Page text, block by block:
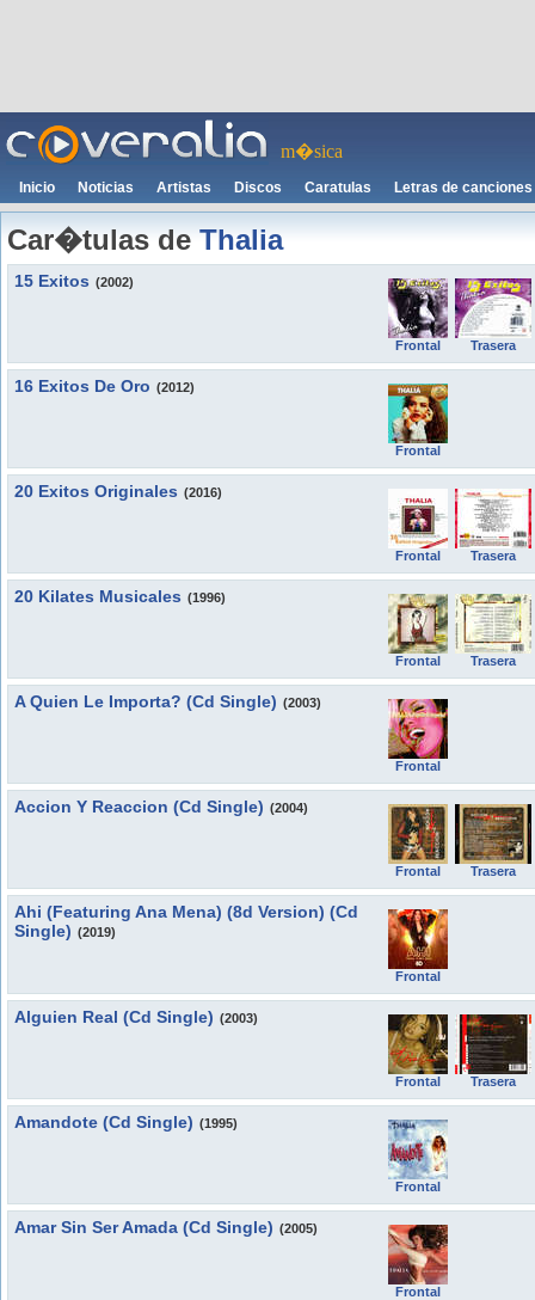
m�sica
Inicio Noticias Artistas Discos Caratulas Letras de canciones
Car�tulas de Thalia
15 Exitos (2002)
Frontal Trasera
16 Exitos De Oro (2012)
Frontal
20 Exitos Originales (2016)
Frontal Trasera
20 Kilates Musicales (1996)
Frontal Trasera
A Quien Le Importa? (Cd Single) (2003)
Frontal
Accion Y Reaccion (Cd Single) (2004)
Frontal Trasera
Ahi (Featuring Ana Mena) (8d Version) (Cd
Single) (2019)
Frontal
Alguien Real (Cd Single) (2003)
Frontal Trasera
Amandote (Cd Single) (1995)
Frontal
Amar Sin Ser Amada (Cd Single) (2005)
Frontal